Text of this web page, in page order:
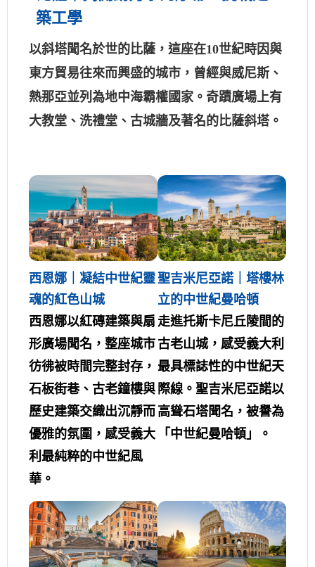
築工學
以斜塔聞名於世的比薩，這座在10世紀時因與
東方貿易往來而興盛的城市，曾經與威尼斯、
熱那亞並列為地中海霸權國家。奇蹟廣場上有
大教堂、洗禮堂、古城牆及著名的比薩斜塔。
西恩娜｜凝結中世紀靈
魂的紅色山城
西恩娜以紅磚建築與扇
形廣場聞名，整座城市
彷彿被時間完整封存，
石板街巷、古老鐘樓與
歷史建築交織出沉靜而
優雅的氛圍 ，感受義大
利最純粹的中世紀風
華。
聖吉米尼亞諾｜塔樓林
立的中世紀曼哈頓
走進托斯卡尼丘陵間的
古老山城，感受義大利
最具標誌性的中世紀天
際線。聖吉米尼亞諾以
高聳石塔聞名，被譽為
「中世紀曼哈頓」
。